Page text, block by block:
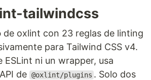
tailwindcss
de oxlint con 23 reglas de linting
para Tailwind CSS v4.
ESLint ni un wrapper, usa
de @oxlint/plugins . Solo dos